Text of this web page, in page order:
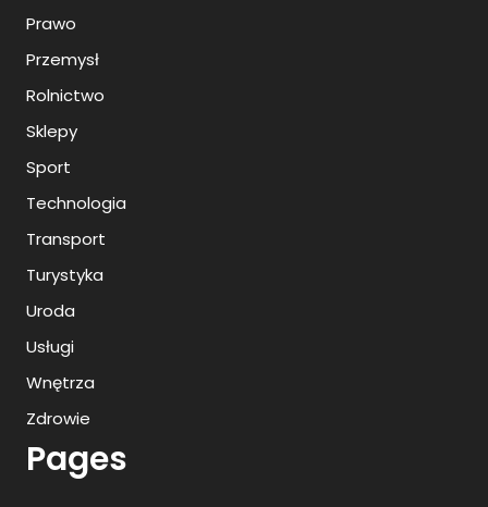
Prawo
Przemysł
Rolnictwo
Sklepy
Sport
Technologia
Transport
Turystyka
Uroda
Usługi
Wnętrza
Zdrowie
Pages